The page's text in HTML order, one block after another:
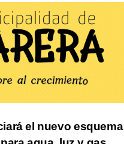
el nuevo esquema